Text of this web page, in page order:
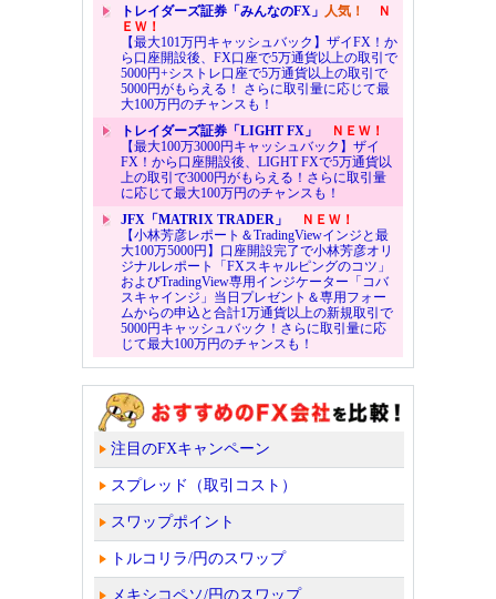
トレイダーズ証券「みんなのFX」 人気！
Ｎ
ＥＷ！
【最大101万円キャッシュバック】ザイFX！か
ら口座開設後、FX口座で5万通貨以上の取引で
5000円+シストレ口座で5万通貨以上の取引で
5000円がもらえる！ さらに取引量に応じて最
大100万円のチャンスも！
トレイダーズ証券「LIGHT FX」
ＮＥＷ！
【最大100万3000円キャッシュバック】ザイ
FX！から口座開設後、LIGHT FXで5万通貨以
上の取引で3000円がもらえる！さらに取引量
に応じて最大100万円のチャンスも！
JFX「MATRIX TRADER」
ＮＥＷ！
【小林芳彦レポート＆TradingViewインジと最
大100万5000円】口座開設完了で小林芳彦オリ
ジナルレポート「FXスキャルピングのコツ」
およびTradingView専用インジケーター「コバ
スキャインジ」当日プレゼント＆専用フォー
ムからの申込と合計1万通貨以上の新規取引で
5000円キャッシュバック！さらに取引量に応
じて最大100万円のチャンスも！
注目のFXキャンペーン
スプレッド（取引コスト）
スワップポイント
トルコリラ/円のスワップ
メキシコペソ/円のスワップ